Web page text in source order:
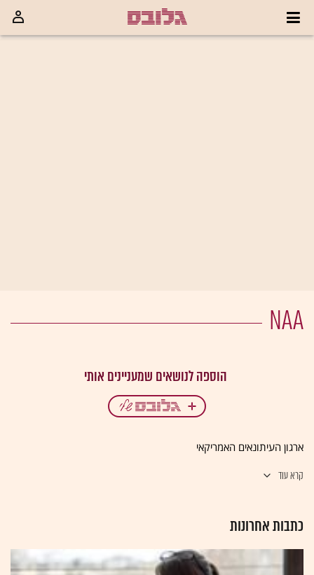
NAA
ארגון העיתונאים האמריקאי
קרא עוד
כתבות אחרונות